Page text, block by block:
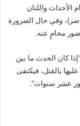
المادتان 7 و11 من نظام الأحداث واللتان
وفي حال الضرورة
محامٍ عنه.
كان الحدث ما بين
عليها بالقتل، فيكتفى
عشر سنوات”.